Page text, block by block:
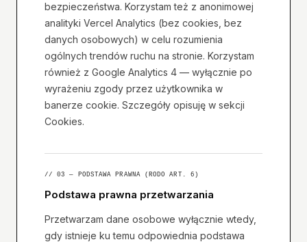
bezpieczeństwa. Korzystam też z anonimowej
analityki Vercel Analytics (bez cookies, bez
danych osobowych) w celu rozumienia
ogólnych trendów ruchu na stronie. Korzystam
również z Google Analytics 4 — wyłącznie po
wyrażeniu zgody przez użytkownika w
banerze cookie. Szczegóły opisuję w sekcji
Cookies.
// 03 — PODSTAWA PRAWNA (RODO ART. 6)
Podstawa prawna przetwarzania
Przetwarzam dane osobowe wyłącznie wtedy,
gdy istnieje ku temu odpowiednia podstawa